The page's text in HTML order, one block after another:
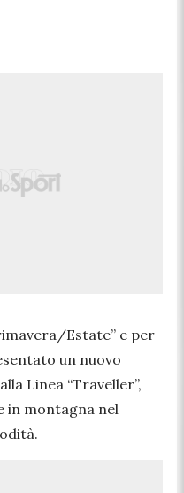
Estate” e per
un nuovo
Linea “Traveller”,
in montagna nel